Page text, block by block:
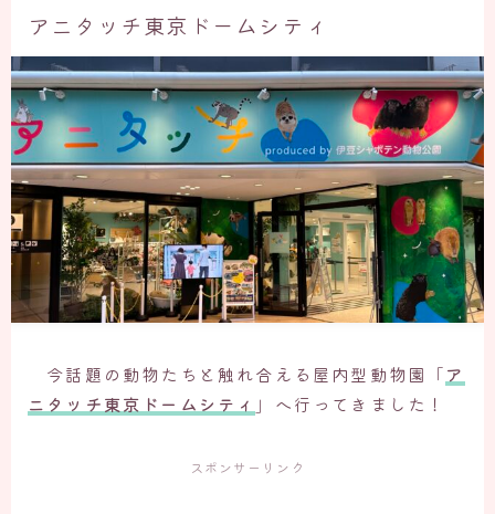
アニタッチ東京ドームシティ
今話題の動物たちと触れ合える屋内型動物園「ア
ニタッチ東京ドームシティ 」へ行ってきました！
スポンサーリンク